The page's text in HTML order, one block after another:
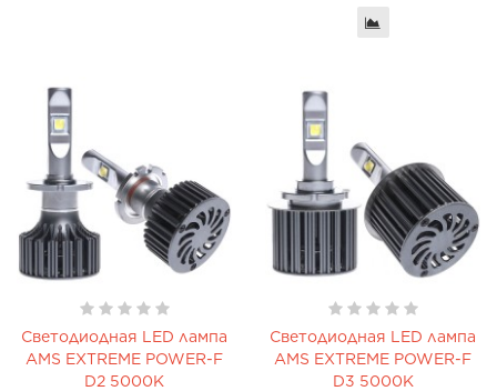
Светодиодная LED лампа
AMS EXTREME POWER-F
D2 5000K
Светодиодная LED лампа
AMS EXTREME POWER-F
D3 5000K